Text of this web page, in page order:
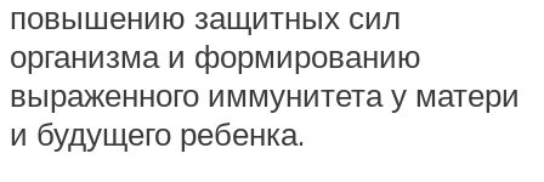
повышению защитных сил
организма и формированию
выраженного иммунитета у матери
и будущего ребенка.